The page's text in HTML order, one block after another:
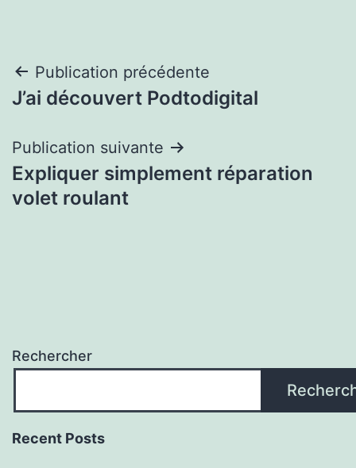
Navigation
de
l’article
Publication précédente
J’ai découvert Podtodigital
Publication suivante
Expliquer simplement réparation
volet roulant
Rechercher
Recent Posts